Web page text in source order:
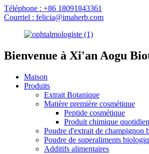
Téléphone : +86 18091843361
Courriel : felicia@imaherb.com
Bienvenue à Xi'an Aogu
Maison
Produits
Extrait Botanique
Matière première cosmétique
Peptide cosmétique
Produit chimique quotidien
Poudre d'extrait de champignon
Poudre de superaliments
Additifs alimentaires